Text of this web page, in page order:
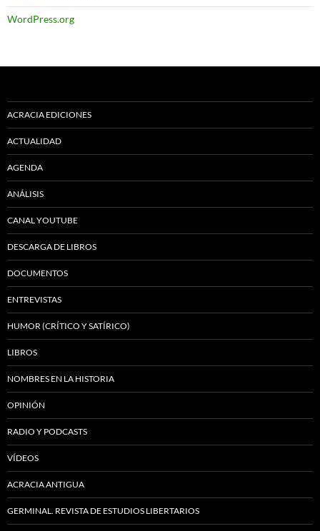
WordPress.org
ACRACIA EDICIONES
ACTUALIDAD
AGENDA
ANÁLISIS
CANAL YOUTUBE
DESCARGA DE LIBROS
DOCUMENTOS
ENTREVISTAS
HUMOR (CRÍTICO Y SATÍRICO)
LIBROS
NOMBRES EN LA HISTORIA
OPINIÓN
RADIO Y PODCASTS
VÍDEOS
ACRACIA ANTIGUA
GERMINAL. REVISTA DE ESTUDIOS LIBERTARIOS